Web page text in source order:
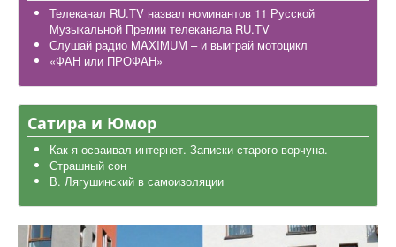
Карта района
Телеканал RU.TV назвал номинантов 11 Русской
Музыкальной Премии телеканала RU.TV
Слушай радио MAXIMUM – и выиграй мотоцикл
«ФАН или ПРОФАН»
Сатира и Юмор
Как я осваивал интернет. Записки старого ворчуна.
Страшный сон
В. Лягушинский в самоизоляции